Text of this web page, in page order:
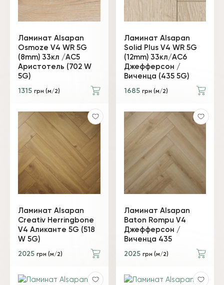
Ламинат Alsapan
Osmoze V4 WR 5G
(8mm) 33кл /AC5
Аристотель (702 W
5G)
1315 грн (м/2)
Ламинат Alsapan
Solid Plus V4 WR 5G
(12mm) 33кл/АС6
Джефферсон /
Виченца (435 5G)
1685 грн (м/2)
Ламинат Alsapan
Creativ Herringbone
V4 Аликанте 5G (518
W 5G)
2025 грн (м/2)
Ламинат Alsapan
Baton Rompu V4
Джефферсон /
Виченца 435
2025 грн (м/2)